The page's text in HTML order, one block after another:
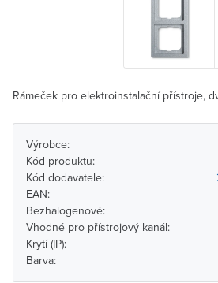
Rámeček pro elektroinstalační přístroje,
Výrobce:
Kód produktu:
Kód dodavatele:
EAN:
Bezhalogenové:
Vhodné pro přístrojový kanál:
Krytí (IP):
Barva: